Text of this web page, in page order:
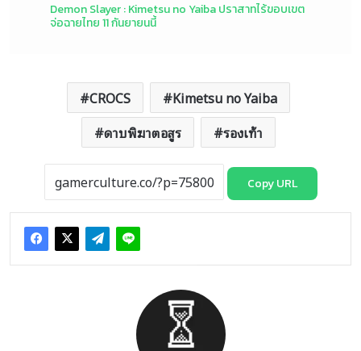
Demon Slayer : Kimetsu no Yaiba ปราสาทไร้ขอบเขต
จ่อฉายไทย 11 กันยายนนี้
CROCS
Kimetsu no Yaiba
ดาบพิฆาตอสูร
รองเท้า
Copy URL